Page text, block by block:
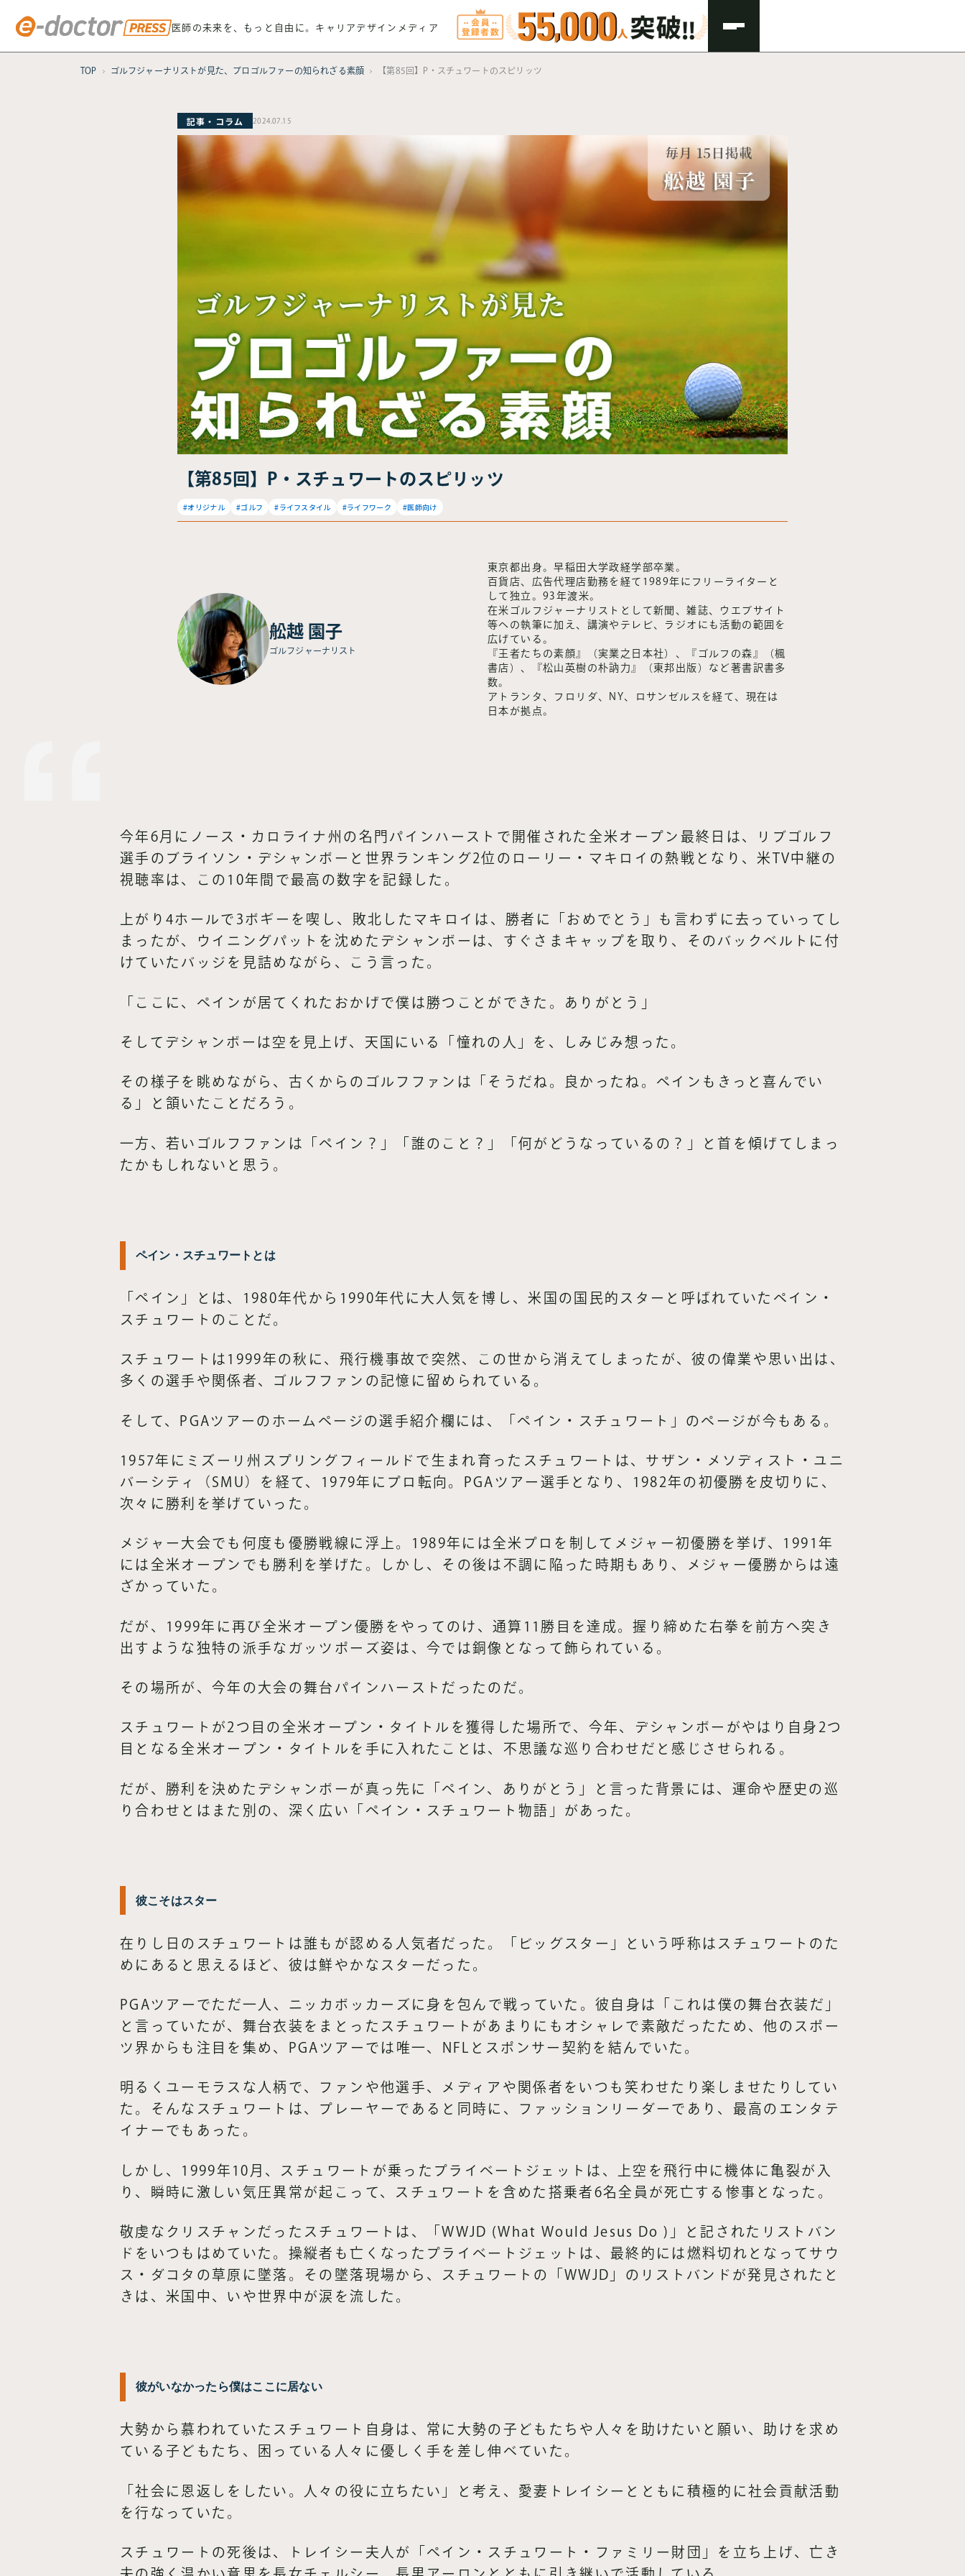
医師の未来を、もっと自由に。 キャリアデザインメディア
TOP ゴルフジャーナリストが見た、プロゴルファーの知られざる素顔 【第85回】P・スチュワートのスピリッツ
記事・コラム 2024.07.15
【第85回】P・スチュワートのスピリッツ
#オリジナル #ゴルフ #ライフスタイル #ライフワーク #医師向け
舩越 園子
ゴルフジャーナリスト
東京都出身。早稲田大学政経学部卒業。
百貨店、広告代理店勤務を経て1989年にフリーライターと
して独立。93年渡米。
在米ゴルフジャーナリストとして新聞、雑誌、ウエブサイト
等への執筆に加え、講演やテレビ、ラジオにも活動の範囲を
広げている。
『王者たちの素顔』（実業之日本社）、『ゴルフの森』（楓
書店）、『松山英樹の朴訥力』（東邦出版）など著書訳書多
数。
アトランタ、フロリダ、NY、ロサンゼルスを経て、現在は
日本が拠点。
今年6月にノース・カロライナ州の名門パインハーストで開催された全米オープン最終日は、リブゴルフ
選手のブライソン・デシャンボーと世界ランキング2位のローリー・マキロイの熱戦となり、米TV中継の
視聴率は、この10年間で最高の数字を記録した。
上がり4ホールで3ボギーを喫し、敗北したマキロイは、勝者に「おめでとう」も言わずに去っていってし
まったが、ウイニングパットを沈めたデシャンボーは、すぐさまキャップを取り、そのバックベルトに付
けていたバッジを見詰めながら、こう言った。
「ここに、ペインが居てくれたおかげで僕は勝つことができた。ありがとう」
そしてデシャンボーは空を見上げ、天国にいる「憧れの人」を、しみじみ想った。
その様子を眺めながら、古くからのゴルフファンは「そうだね。良かったね。ペインもきっと喜んでい
る」と頷いたことだろう。
一方、若いゴルフファンは「ペイン？」「誰のこと？」「何がどうなっているの？」と首を傾げてしまっ
たかもしれないと思う。
ペイン・スチュワートとは
「ペイン」とは、1980年代から1990年代に大人気を博し、米国の国民的スターと呼ばれていたペイン・
スチュワートのことだ。
スチュワートは1999年の秋に、飛行機事故で突然、この世から消えてしまったが、彼の偉業や思い出は、
多くの選手や関係者、ゴルフファンの記憶に留められている。
そして、PGAツアーのホームページの選手紹介欄には、「ペイン・スチュワート」のページが今もある。
1957年にミズーリ州スプリングフィールドで生まれ育ったスチュワートは、サザン・メソディスト・ユニ
バーシティ（SMU）を経て、1979年にプロ転向。PGAツアー選手となり、1982年の初優勝を皮切りに、
次々に勝利を挙げていった。
メジャー大会でも何度も優勝戦線に浮上。1989年には全米プロを制してメジャー初優勝を挙げ、1991年
には全米オープンでも勝利を挙げた。しかし、その後は不調に陥った時期もあり、メジャー優勝からは遠
ざかっていた。
だが、1999年に再び全米オープン優勝をやってのけ、通算11勝目を達成。握り締めた右拳を前方へ突き
出すような独特の派手なガッツポーズ姿は、今では銅像となって飾られている。
その場所が、今年の大会の舞台パインハーストだったのだ。
スチュワートが2つ目の全米オープン・タイトルを獲得した場所で、今年、デシャンボーがやはり自身2つ
目となる全米オープン・タイトルを手に入れたことは、不思議な巡り合わせだと感じさせられる。
だが、勝利を決めたデシャンボーが真っ先に「ペイン、ありがとう」と言った背景には、運命や歴史の巡
り合わせとはまた別の、深く広い「ペイン・スチュワート物語」があった。
彼こそはスター
在りし日のスチュワートは誰もが認める人気者だった。「ビッグスター」という呼称はスチュワートのた
めにあると思えるほど、彼は鮮やかなスターだった。
PGAツアーでただ一人、ニッカボッカーズに身を包んで戦っていた。彼自身は「これは僕の舞台衣装だ」
と言っていたが、舞台衣装をまとったスチュワートがあまりにもオシャレで素敵だったため、他のスポー
ツ界からも注目を集め、PGAツアーでは唯一、NFLとスポンサー契約を結んでいた。
明るくユーモラスな人柄で、ファンや他選手、メディアや関係者をいつも笑わせたり楽しませたりしてい
た。そんなスチュワートは、プレーヤーであると同時に、ファッションリーダーであり、最高のエンタテ
イナーでもあった。
しかし、1999年10月、スチュワートが乗ったプライベートジェットは、上空を飛行中に機体に亀裂が入
り、瞬時に激しい気圧異常が起こって、スチュワートを含めた搭乗者6名全員が死亡する惨事となった。
敬虔なクリスチャンだったスチュワートは、「WWJD (What Would Jesus Do )」と記されたリストバン
ドをいつもはめていた。操縦者も亡くなったプライベートジェットは、最終的には燃料切れとなってサウ
ス・ダコタの草原に墜落。その墜落現場から、スチュワートの「WWJD」のリストバンドが発見されたと
きは、米国中、いや世界中が涙を流した。
彼がいなかったら僕はここに居ない
大勢から慕われていたスチュワート自身は、常に大勢の子どもたちや人々を助けたいと願い、助けを求め
ている子どもたち、困っている人々に優しく手を差し伸べていた。
「社会に恩返しをしたい。人々の役に立ちたい」と考え、愛妻トレイシーとともに積極的に社会貢献活動
を行なっていた。
スチュワートの死後は、トレイシー夫人が「ペイン・スチュワート・ファミリー財団」を立ち上げ、亡き